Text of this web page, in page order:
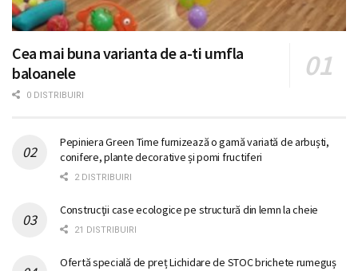
Cea mai buna varianta de a-ti umfla
baloanele
0 DISTRIBUIRI
Pepiniera Green Time furnizează o gamă variată de arbuști,
conifere, plante decorative și pomi fructiferi
2 DISTRIBUIRI
Construcţii case ecologice pe structură din lemn la cheie
21 DISTRIBUIRI
Ofertă specială de preț Lichidare de STOC brichete rumeguș